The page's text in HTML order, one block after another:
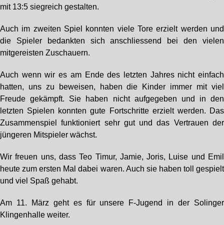
mit 13:5 siegreich gestalten.
Auch im zweiten Spiel konnten viele Tore erzielt werden und
die Spieler bedankten sich anschliessend bei den vielen
mitgereisten Zuschauern.
Auch wenn wir es am Ende des letzten Jahres nicht einfach
hatten, uns zu beweisen, haben die Kinder immer mit viel
Freude gekämpft. Sie haben nicht aufgegeben und in den
letzten Spielen konnten gute Fortschritte erzielt werden. Das
Zusammenspiel funktioniert sehr gut und das Vertrauen der
jüngeren Mitspieler wächst.
Wir freuen uns, dass Teo Timur, Jamie, Joris, Luise und Emil
heute zum ersten Mal dabei waren. Auch sie haben toll gespielt
und viel Spaß gehabt.
Am 11. März geht es für unsere F-Jugend in der Solinger
Klingenhalle weiter.